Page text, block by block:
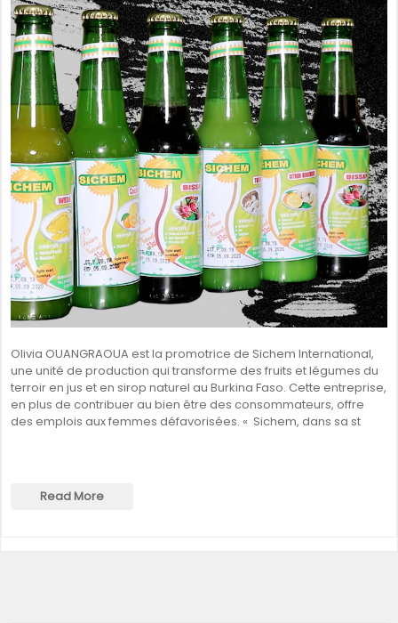
SÉNÉGAL
GHANA
ÎLE MAURICE
GUINÉE
Olivia OUANGRAOUA est la promotrice de Sichem International,
une unité de production qui transforme des fruits et légumes du
terroir en jus et en sirop naturel au Burkina Faso. Cette entreprise,
en plus de contribuer au bien être des consommateurs, offre
des emplois aux femmes défavorisées. « Sichem, dans sa st
Read More